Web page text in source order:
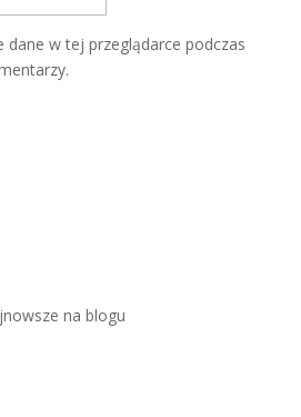
w tej przeglądarce podczas
na blogu